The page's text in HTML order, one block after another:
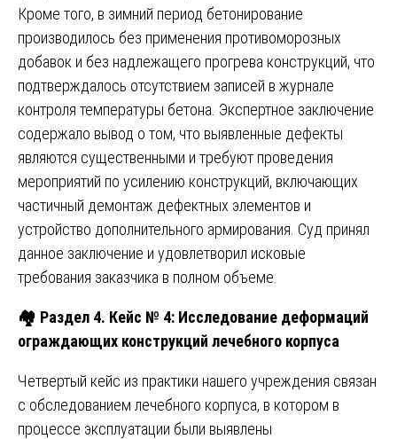
Кроме того, в зимний период бетонирование
производилось без применения противоморозных
добавок и без надлежащего прогрева конструкций, что
подтверждалось отсутствием записей в журнале
контроля температуры бетона. Экспертное заключение
содержало вывод о том, что выявленные дефекты
являются существенными и требуют проведения
мероприятий по усилению конструкций, включающих
частичный демонтаж дефектных элементов и
устройство дополнительного армирования. Суд принял
данное заключение и удовлетворил исковые
требования заказчика в полном объеме.
🏘️ Раздел 4. Кейс № 4: Исследование деформаций
ограждающих конструкций лечебного корпуса
Четвертый кейс из практики нашего учреждения связан
с обследованием лечебного корпуса, в котором в
процессе эксплуатации были выявлены